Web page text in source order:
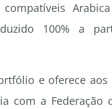
100% a
e oferece
com a Federação